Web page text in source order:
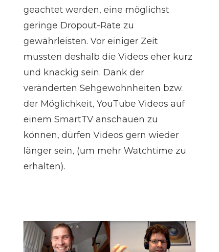
geachtet werden, eine möglichst
geringe Dropout-Rate zu
gewährleisten. Vor einiger Zeit
mussten deshalb die Videos eher kurz
und knackig sein. Dank der
veränderten Sehgewohnheiten bzw.
der Möglichkeit, YouTube Videos auf
einem SmartTV anschauen zu
können, dürfen Videos gern wieder
länger sein, (um mehr Watchtime zu
erhalten).